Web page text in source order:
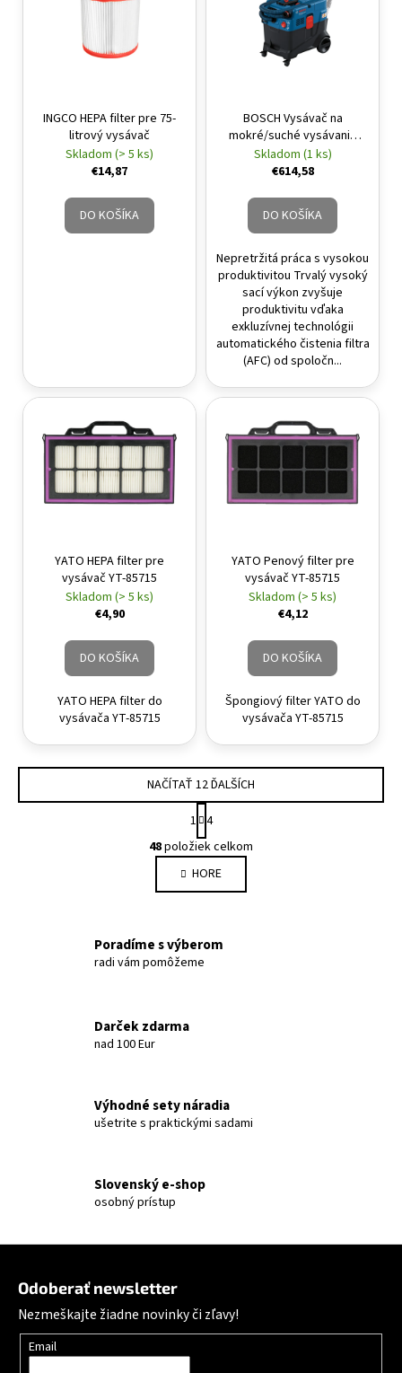
INGCO HEPA filter pre 75-
litrový vysávač
Skladom (> 5 ks)
€14,87
DO KOŠÍKA
BOSCH Vysávač na
mokré/suché vysávanie
GAS 400 A (trieda prachu L)
/ 1200 W
Skladom (1 ks)
€614,58
DO KOŠÍKA
Nepretržitá práca s vysokou
produktivitou Trvalý vysoký
sací výkon zvyšuje
produktivitu vďaka
exkluzívnej technológii
automatického čistenia filtra
(AFC) od spoločn...
YATO HEPA filter pre
vysávač YT-85715
Skladom (> 5 ks)
€4,90
DO KOŠÍKA
YATO HEPA filter do
vysávača YT-85715
YATO Penový filter pre
vysávač YT-85715
Skladom (> 5 ks)
€4,12
DO KOŠÍKA
Špongiový filter YATO do
vysávača YT-85715
Ovládacie prvky výpisu
NAČÍTAŤ 12 ĎALŠÍCH
Stránkovanie
1 4
48položiek celkom
HORE
Poradíme s výberom
radi vám pomôžeme
Darček zdarma
nad 100 Eur
Výhodné sety náradia
ušetrite s praktickými sadami
Slovenský e-shop
osobný prístup
Odoberať newsletter
Nezmeškajte žiadne novinky či zľavy!
Email